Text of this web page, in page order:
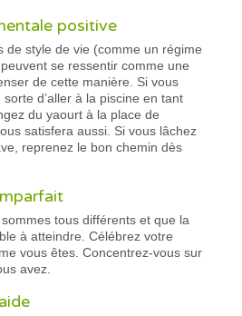
positive
de style de vie (comme un régime
se ressentir comme une
de cette manière. Si vous
d’aller à la piscine en tant
du yaourt à la place de
satisfera aussi. Si vous lâchez
reprenez le bon chemin dès
tous différents et que la
à atteindre. Célébrez votre
vous êtes. Concentrez-vous sur
avez.